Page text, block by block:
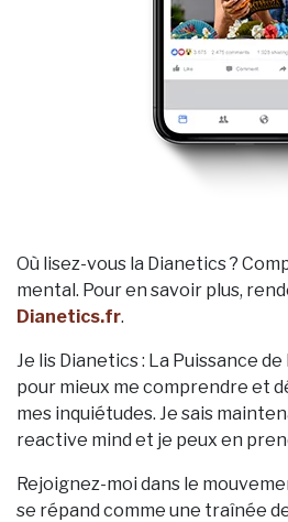
Où lisez-vous la Dianetics ?
mental. Pour en savoir plus,
Dianetics.fr.
Je lis Dianetics : La Puissance
pour mieux me comprendre et
mes inquiétudes. Je sais
reactive mind et je peux en
Rejoignez-moi dans le
se répand comme une traînée